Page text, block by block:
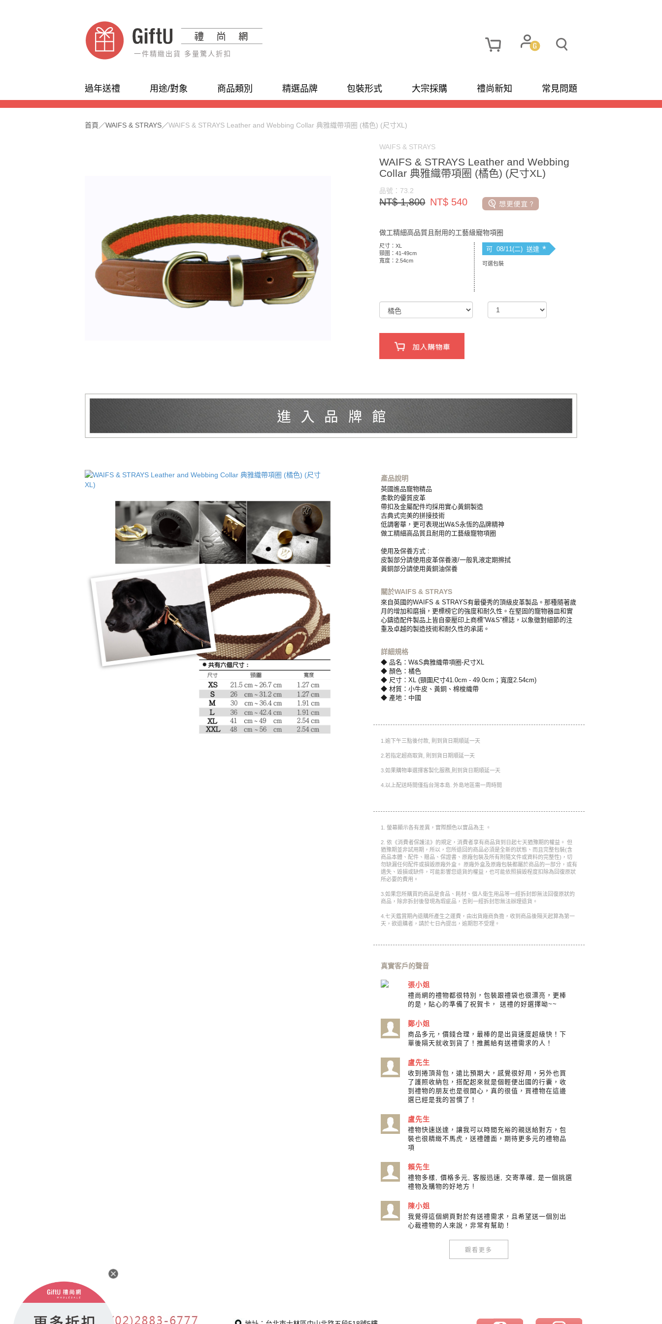
一件精緻出貨 多量驚人折扣
過年送禮 用途/對象 商品類別 精選品牌 包裝形式 大宗採購 禮尚新知 常見問題
首頁 ／WAIFS & STRAYS／WAIFS & STRAYS Leather and Webbing Collar 典雅織帶項圈 (橘色) (尺寸XL)
WAIFS & STRAYS
WAIFS & STRAYS Leather and Webbing
Collar 典雅織帶項圈 (橘色) (尺寸XL)
品號：73.2
NT$ 1,800 NT$ 540
做工精細高品質且耐用的工藝級寵物項圈
尺寸：XL
頸圍：41-49cm
寬度：2.54cm
可 08/11(二) 送達*
可選包裝
產品說明
英國進品寵物精品
柔軟的優質皮革
帶扣及金屬配件均採用實心黃銅製造
古典式完美的拼接技術
低調奢華，更可表現出W&S永恆的品牌精神
做工精細高品質且耐用的工藝級寵物項圈
使用及保養方式 :
皮製部分請使用皮革保養液/一般乳液定期擦拭
黃銅部分請使用黃銅油保養
關於WAIFS & STRAYS
來自英國的WAIFS & STRAYS有最優秀的頂級皮革製品。那種隨著歲
月的增加和磨損，更標榜它的強度和耐久性。在堅固的寵物器皿和實
心鑄造配件製品上皆自豪壓印上商標”W&S”標誌，以象徵對細節的注
重及卓越的製造技術和耐久性的承諾。
詳細規格
◆ 品名：W&S典雅織帶項圈-尺寸XL
◆ 顏色：橘色
◆ 尺寸：XL (頸圍尺寸41.0cm - 49.0cm；寬度2.54cm)
◆ 材質：小牛皮、黃銅、棉梭織帶
◆ 產地：中國
1.逾下午三點後付款, 則到貨日期順延一天
2.若指定超商取貨, 則到貨日期順延一天
3.如果購物車選擇客製化服務,則到貨日期順延一天
4.以上配送時間僅指台灣本島. 外島地區需一周時間
1. 螢幕顯示各有差異，實際顏色以實品為主 。
2. 依《消費者保護法》的規定，消費者享有商品貨到日起七天猶豫期的權益。 但
猶豫期並非試用期，所以，您所退回的商品必須是全新的狀態、而且完整包裝(含
商品本體、配件、贈品、保證書、原廠包裝及所有附隨文件或資料的完整性)，切
勿缺漏任何配件或損毀原廠外盒。 原廠外盒及原廠包裝都屬於商品的一部分，或有
遺失、毀損或缺件，可能影響您退貨的權益，也可能依照損毀程度扣除為回復原狀
所必要的費用。
3.如果您所購買的商品是食品、耗材、個人衛生用品等一經拆封即無法回復原狀的
商品，除非拆封後發現為瑕疵品，否則一經拆封恕無法辦理退貨。
4.七天鑑賞期內退購所產生之運費，由出貨廠商負擔，收到商品後隔天起算為第一
天，欲退購者，請於七日內提出，逾期恕不受理。
真實客戶的聲音
張小姐
禮尚網的禮物都很特別，包裝跟禮袋也很漂亮，更棒
的是，貼心的準備了祝賀卡， 送禮的好選擇呦~~
鄭小姐
商品多元，價錢合理，最棒的是出貨速度超級快！下
單後隔天就收到貨了！推薦給有送禮需求的人！
盧先生
收到捲頂背包，遠比預期大，感覺很好用，另外也買
了護照收納包，搭配起來就是個輕便出國的行囊，收
到禮物的朋友也是很開心，真的很值，買禮物在這邊
選已經是我的習慣了！
盧先生
禮物快速送達，讓我可以時間充裕的親送給對方，包
裝也很精緻不馬虎，送禮體面，期待更多元的禮物品
項
賴先生
禮物多樣, 價格多元, 客服迅速, 交寄準確, 是一個挑選
禮物及購物的好地方 !
陳小姐
我覺得這個網頁對於有送禮需求，且希望送一個別出
心裁禮物的人來說，非常有幫助！
觀看更多